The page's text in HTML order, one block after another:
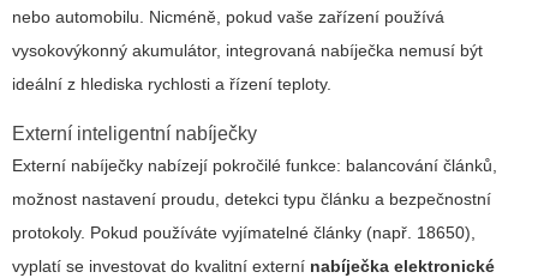
nebo automobilu. Nicméně, pokud vaše zařízení používá
vysokovýkonný akumulátor, integrovaná nabíječka nemusí být
ideální z hlediska rychlosti a řízení teploty.
Externí inteligentní nabíječky
Externí nabíječky nabízejí pokročilé funkce: balancování článků,
možnost nastavení proudu, detekci typu článku a bezpečnostní
protokoly. Pokud používáte vyjímatelné články (např. 18650),
vyplatí se investovat do kvalitní externí nabíječka elektronické